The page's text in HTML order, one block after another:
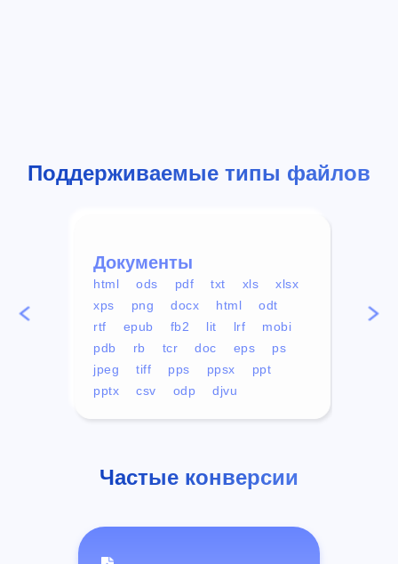
Поддерживаемые типы файлов
Документы
html ods pdf txt xls
xlsx
xps
png docx html
odt
rtf
epub fb2 lit lrf
mobi
pdb
rb tcr doc eps
ps
jpeg
tiff pps ppsx
ppt
pptx
csv odp djvu
mp4
Частые конверсии